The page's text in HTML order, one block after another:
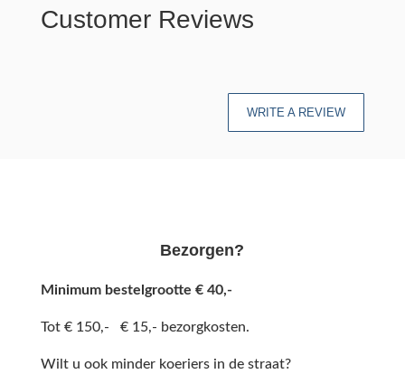
Customer Reviews
WRITE A REVIEW
Bezorgen?
Minimum bestelgrootte € 40,-
Tot € 150,- € 15,- bezorgkosten.
Wilt u ook minder koeriers in de straat?